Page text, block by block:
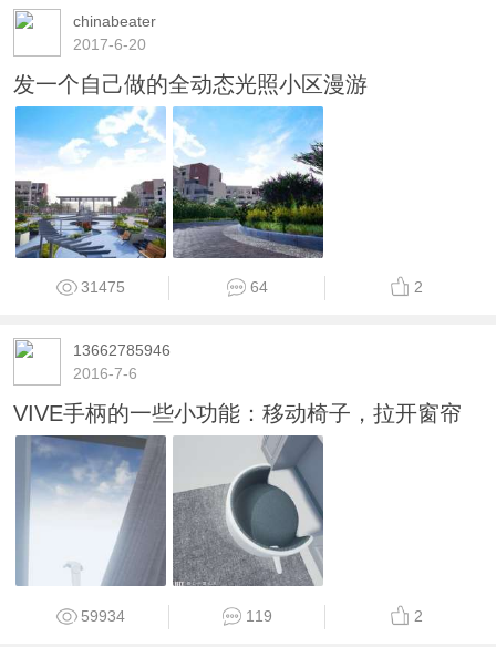
chinabeater
2017-6-20
发一个自己做的全动态光照小区漫游
31475 64 2
13662785946
2016-7-6
VIVE手柄的一些小功能：移动椅子，拉开窗帘
59934 119 2